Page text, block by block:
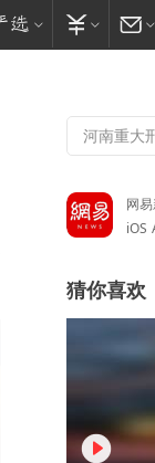
网
iOS
猜你喜欢